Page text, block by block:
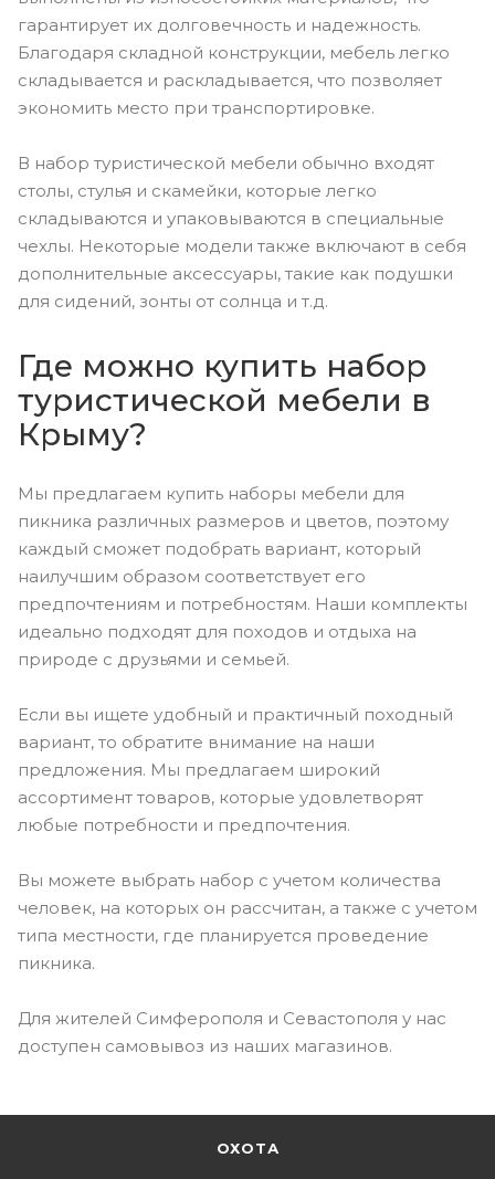
гарантирует их долговечность и надежность.
Благодаря складной конструкции, мебель легко
складывается и раскладывается, что позволяет
экономить место при транспортировке.
В набор туристической мебели обычно входят
столы, стулья и скамейки, которые легко
складываются и упаковываются в специальные
чехлы. Некоторые модели также включают в себя
дополнительные аксессуары, такие как подушки
для сидений, зонты от солнца и т.д.
Где можно купить набор
туристической мебели в
Крыму?
Мы предлагаем купить наборы мебели для
пикника различных размеров и цветов, поэтому
каждый сможет подобрать вариант, который
наилучшим образом соответствует его
предпочтениям и потребностям. Наши комплекты
идеально подходят для походов и отдыха на
природе с друзьями и семьей.
Если вы ищете удобный и практичный походный
вариант, то обратите внимание на наши
предложения. Мы предлагаем широкий
ассортимент товаров, которые удовлетворят
любые потребности и предпочтения.
Вы можете выбрать набор с учетом количества
человек, на которых он рассчитан, а также с учетом
типа местности, где планируется проведение
пикника.
Для жителей Симферополя и Севастополя у нас
доступен самовывоз из наших магазинов.
ОХОТА